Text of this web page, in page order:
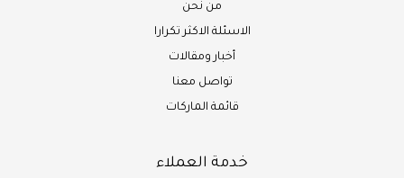
من نحن
الاسئلة الاكثر تكرارا
أخبار ومقالات
تواصل معنا
قائمة الماركات
خدمة العملاء